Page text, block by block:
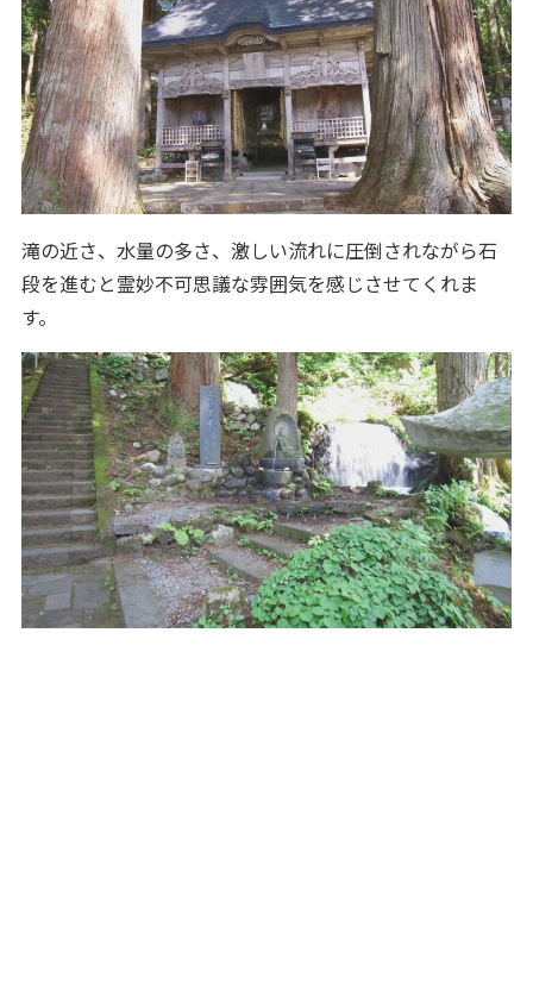
滝の近さ、水量の多さ、激しい流れに圧倒されながら石
段を進むと霊妙不可思議な雰囲気を感じさせてくれま
す。